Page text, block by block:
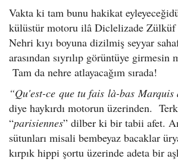
Vakta ki tam bunu hakikat
külüstür motoru ilâ Diclelizade Zülküf
Nehri kıyı boyuna dizilmiş seyyar
arasından sıyrılıp görüntüye girmesin
Tam da nehre atlayacağım sırada!
“Qu'est-ce que tu fais là-bas Marquis
diye haykırdı motorun üzerinden.
“parisiennes” dilber ki bir tabii afet.
sütunları misali bembeyaz bacaklar
kırpık hippi şortu üzerinde adeta bir